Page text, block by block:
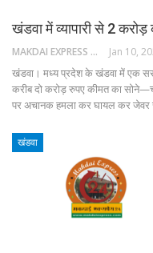
खंडवा में व्यापारी से 2
MAKDAI EXPRESS 24 Jan 10,
खंडवा। मध्य प्रदेश के खंडवा में एक
करीब दो करोड़ रुपए कीमत का
पर अचानक हमला कर घायल कर जेवर
खंडवा